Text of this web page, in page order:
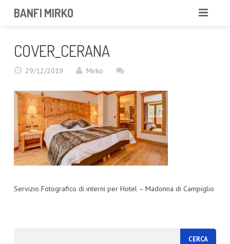
BANFI MIRKO
PORTFOLIO
SERVIZI
NEWS
COVER_CERANA
29/12/2019 Mirko
Servizio Fotografico di interni per Hotel – Madonna di Campiglio